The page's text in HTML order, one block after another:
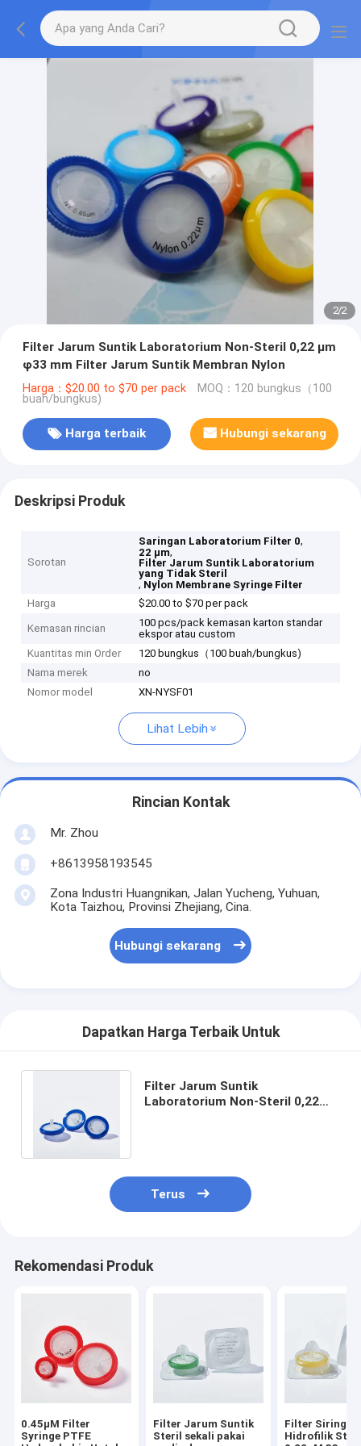
2/2
Filter Jarum Suntik Laboratorium Non-Steril 0,22 μm
φ33 mm Filter Jarum Suntik Membran Nylon
Harga：$20.00 to $70 per pack MOQ：120 bungkus（100
buah/bungkus)
Harga terbaik Hubungi sekarang
Deskripsi Produk
Sorotan
Saringan Laboratorium Filter 0,
22 μm,
Filter Jarum Suntik Laboratorium
yang Tidak Steril
, Nylon Membrane Syringe Filter
Harga
$20.00 to $70 per pack
Kemasan rincian
100 pcs/pack kemasan karton standar
ekspor atau custom
Kuantitas min Order
120 bungkus（100 buah/bungkus)
Nama merek
no
Nomor model
XN-NYSF01
Lihat Lebih
Rincian Kontak
Mr. Zhou
+8613958193545
Zona Industri Huangnikan, Jalan Yucheng, Yuhuan,
Kota Taizhou, Provinsi Zhejiang, Cina.
Hubungi sekarang
Dapatkan Harga Terbaik Untuk
Filter Jarum Suntik
Laboratorium Non-Steril 0,22
Terus
Rekomendasi Produk
0.45μM Filter
Syringe PTFE
Filter Jarum Suntik
Steril sekali pakai
Filter Siring
Hidrofilik